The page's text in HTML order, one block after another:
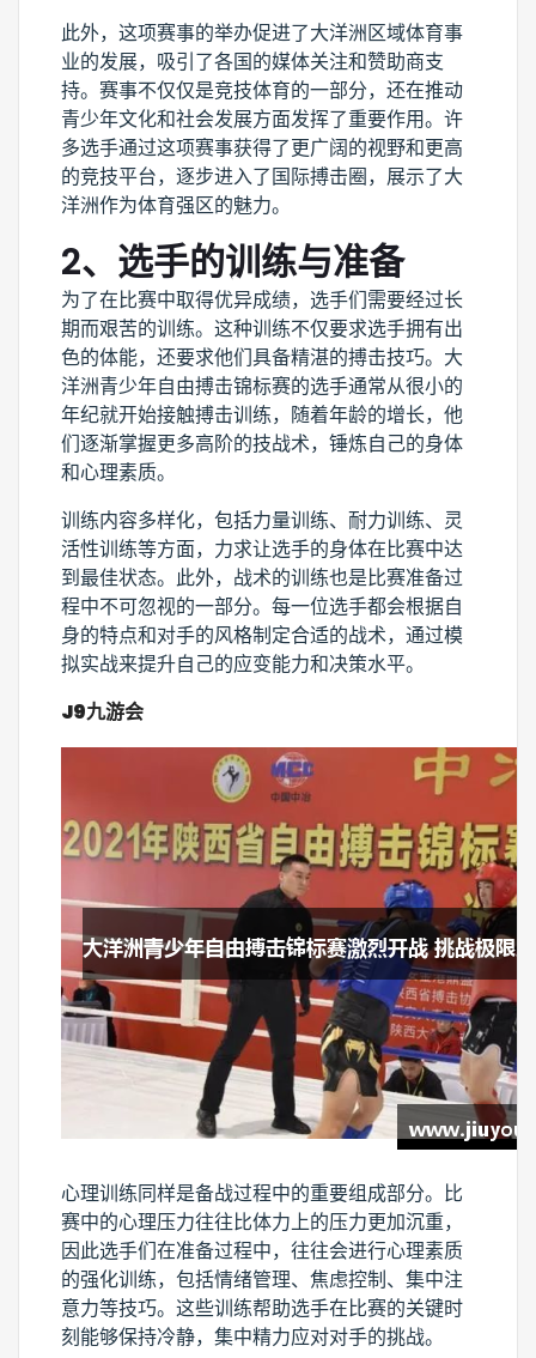
此外，这项赛事的举办促进了大洋洲区域体育事
业的发展，吸引了各国的媒体关注和赞助商支
持。赛事不仅仅是竞技体育的一部分，还在推动
青少年文化和社会发展方面发挥了重要作用。许
多选手通过这项赛事获得了更广阔的视野和更高
的竞技平台，逐步进入了国际搏击圈，展示了大
洋洲作为体育强区的魅力。
2、选手的训练与准备
为了在比赛中取得优异成绩，选手们需要经过长
期而艰苦的训练。这种训练不仅要求选手拥有出
色的体能，还要求他们具备精湛的搏击技巧。大
洋洲青少年自由搏击锦标赛的选手通常从很小的
年纪就开始接触搏击训练，随着年龄的增长，他
们逐渐掌握更多高阶的技战术，锤炼自己的身体
和心理素质。
训练内容多样化，包括力量训练、耐力训练、灵
活性训练等方面，力求让选手的身体在比赛中达
到最佳状态。此外，战术的训练也是比赛准备过
程中不可忽视的一部分。每一位选手都会根据自
身的特点和对手的风格制定合适的战术，通过模
拟实战来提升自己的应变能力和决策水平。
J9九游会
心理训练同样是备战过程中的重要组成部分。比
赛中的心理压力往往比体力上的压力更加沉重，
因此选手们在准备过程中，往往会进行心理素质
的强化训练，包括情绪管理、焦虑控制、集中注
意力等技巧。这些训练帮助选手在比赛的关键时
刻能够保持冷静，集中精力应对对手的挑战。